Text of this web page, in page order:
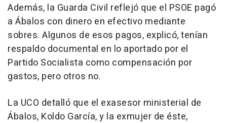
Además, la Guarda Civil reflejó que el PSOE pagó
a Ábalos con dinero en efectivo mediante
sobres. Algunos de esos pagos, explicó, tenían
respaldo documental en lo aportado por el
Partido Socialista como compensación por
gastos, pero otros no.
La UCO detalló que el exasesor ministerial de
Ábalos, Koldo García, y la exmujer de éste,